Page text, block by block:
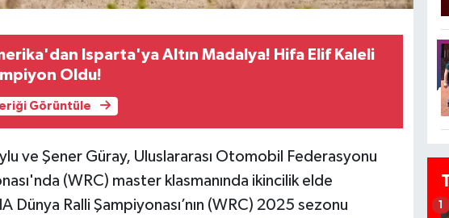
Isparta'ya Altın Madalya! Hifa Elif Kaleli
Oldu!
Görüntüle
ve Şener Güray, Uluslararası Otomobil Federasyonu
(WRC) master klasmanında ikincilik elde
Dünya Ralli Şampiyonası’nın (WRC) 2025 sezonu
1